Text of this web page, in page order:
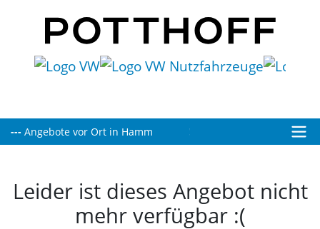
Heute bis 19:00 Uhr für Sie geöffnet!
Leider ist dieses Angebot nicht
mehr verfügbar :(